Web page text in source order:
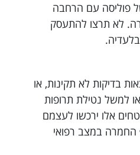
פוליסה עם הרחבה
לא תרצו להתעסק
בדיקות לא תקינות, או
או למשל נטילת תרופות
אלו ירכשו לעצמם
החמרה במצב רפואי